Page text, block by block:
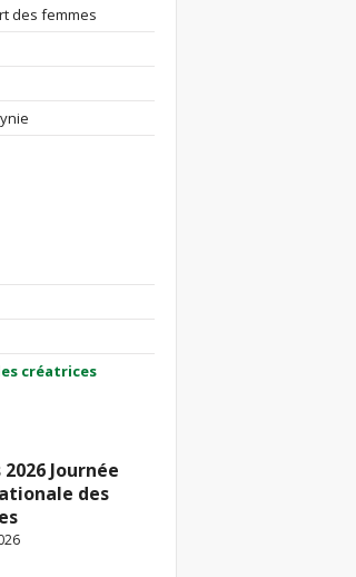
des femmes
créatrices
Journée
des